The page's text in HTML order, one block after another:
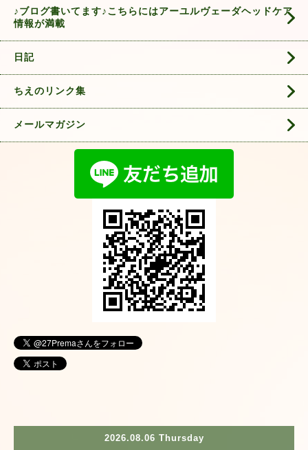
♪ブログ書いてます♪こちらにはアーユルヴェーダヘッドケア
情報が満載
日記
ちえのリンク集
メールマガジン
2026.08.06 Thursday